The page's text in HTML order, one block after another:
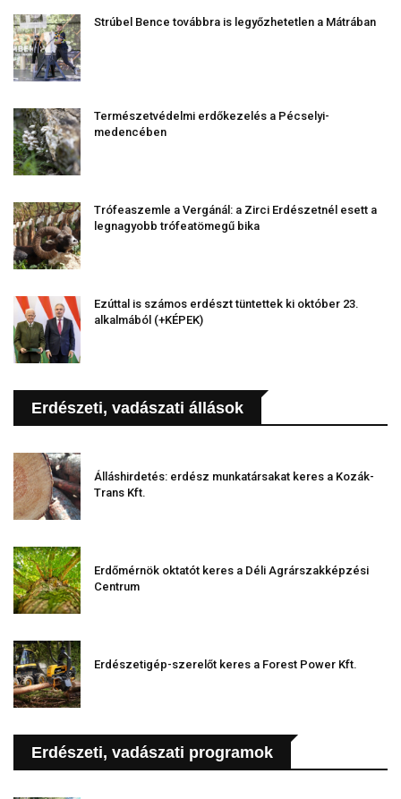
Strúbel Bence továbbra is legyőzhetetlen a Mátrában
Természetvédelmi erdőkezelés a Pécselyi-
medencében
Trófeaszemle a Vergánál: a Zirci Erdészetnél esett a
legnagyobb trófeatömegű bika
Ezúttal is számos erdészt tüntettek ki október 23.
alkalmából (+KÉPEK)
Erdészeti, vadászati állások
Álláshirdetés: erdész munkatársakat keres a Kozák-
Trans Kft.
Erdőmérnök oktatót keres a Déli Agrárszakképzési
Centrum
Erdészetigép-szerelőt keres a Forest Power Kft.
Erdészeti, vadászati programok